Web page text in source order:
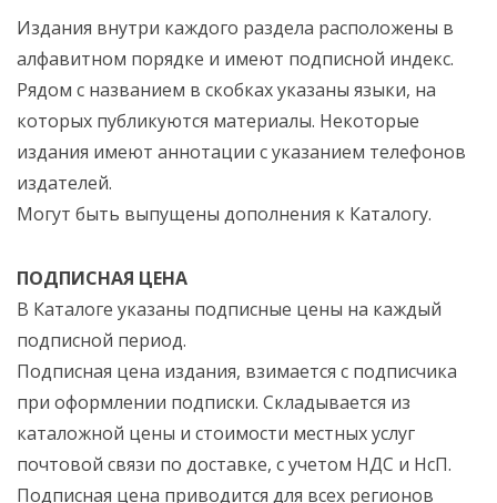
Издания внутри каждого раздела расположены в
алфавитном порядке и имеют подписной индекс.
Рядом с названием в скобках указаны языки, на
которых публикуются материалы. Некоторые
издания имеют аннотации с указанием телефонов
издателей.
Могут быть выпущены дополнения к Каталогу.
ПОДПИСНАЯ ЦЕНА
В Каталоге указаны подписные цены на каждый
подписной период.
Подписная цена издания, взимается с подписчика
при оформлении подписки. Складывается из
каталожной цены и стоимости местных услуг
почтовой связи по доставке, с учетом НДС и НсП.
Подписная цена приводится для всех регионов